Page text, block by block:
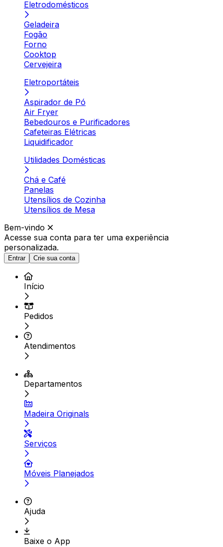
Eletrodomésticos
Geladeira
Fogão
Forno
Cooktop
Cervejeira
Eletroportáteis
Aspirador de Pó
Air Fryer
Bebedouros e Purificadores
Cafeteiras Elétricas
Liquidificador
Utilidades Domésticas
Chá e Café
Panelas
Utensílios de Cozinha
Utensílios de Mesa
Bem-vindo
Acesse sua conta para ter uma experiência
personalizada.
Entrar Crie sua conta
Início
Pedidos
Atendimentos
Departamentos
Madeira Originals
Serviços
Móveis Planejados
Ajuda
Baixe o App